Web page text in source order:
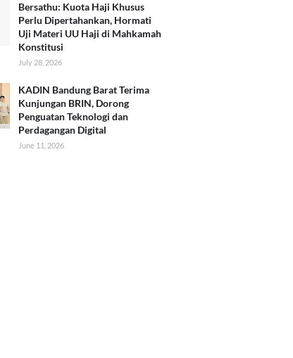
Bersathu: Kuota Haji Khusus
Perlu Dipertahankan, Hormati
Uji Materi UU Haji di Mahkamah
Konstitusi
July 28, 2026
KADIN Bandung Barat Terima
Kunjungan BRIN, Dorong
Penguatan Teknologi dan
Perdagangan Digital
June 11, 2026